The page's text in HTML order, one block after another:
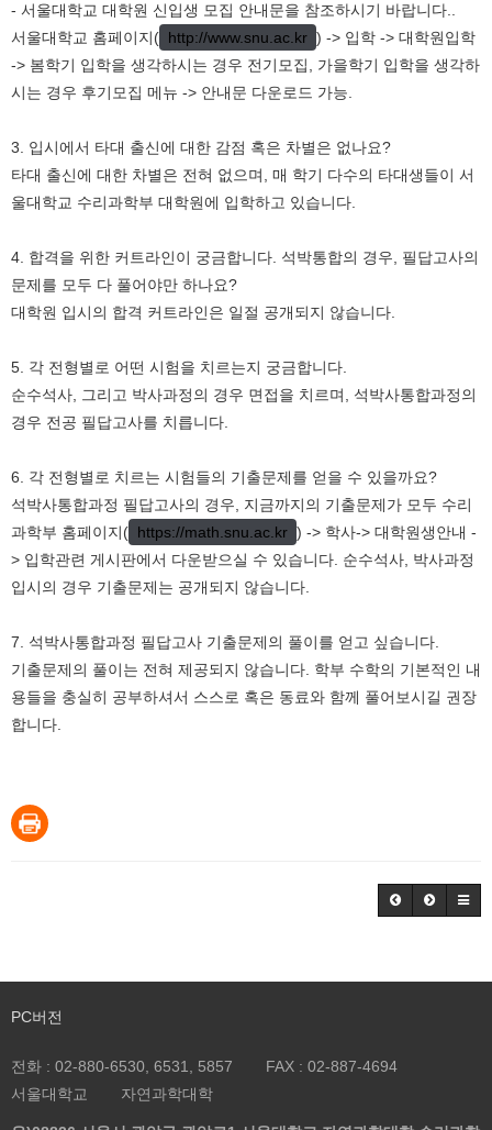
- 서울대학교 대학원 신입생 모집 안내문을 참조하시기 바랍니다
서울대학교 홈페이지( http://www.snu.ac.kr ) -> 입학 -> 대학원입학
-> 봄학기 입학을 생각하시는 경우 전기모집
가을학기 입학을 생각하
시는 경우 후기모집 메뉴 -> 안내문 다운로드 가능
3. 입시에서 타대 출신에 대한 감점 혹은 차별은 없나요?
타대 출신에 대한 차별은 전혀 없으며
매 학기 다수의 타대생들이 서
울대학교 수리과학부 대학원에 입학하고 있습니다
4. 합격을 위한 커트라인이 궁금합니다 석박통합의 경우
필답고사의
문제를 모두 다 풀어야만 하나요?
대학원 입시의 합격 커트라인은 일절 공개되지 않습니다
5. 각 전형별로 어떤 시험을 치르는지 궁금합니다
순수석사
그리고 박사과정의 경우 면접을 치르며
석박사통합과정의
경우 전공 필답고사를 치릅니다
6. 각 전형별로 치르는 시험들의 기출문제를 얻을 수 있을까요?
석박사통합과정 필답고사의 경우
지금까지의 기출문제가 모두 수리
과학부 홈페이지( https://math.snu.ac.kr ) -> 학사-> 대학원생안내 -
> 입학관련 게시판에서 다운받으실 수 있습니다 순수석사 박사과정
입시의 경우 기출문제는 공개되지 않습니다
7. 석박사통합과정 필답고사 기출문제의 풀이를 얻고 싶습니다
기출문제의 풀이는 전혀 제공되지 않습니다 학부 수학의 기본적인 내
용들을 충실히 공부하셔서 스스로 혹은 동료와 함께 풀어보시길 권장
합니다
PC버전
전화 : 02-880-6530, 6531, 5857 FAX : 02-887-4694
서울대학교
자연과학대학